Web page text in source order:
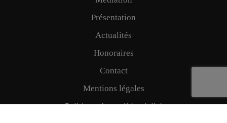
Présentation
Actualités
Honoraires
Contact
Mentions légales
Politique de confidentialité